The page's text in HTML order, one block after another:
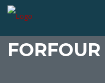
FORFOUR